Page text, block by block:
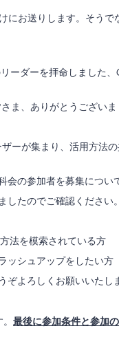
にお送りします。そう
ーダーを拝命しました
ま、ありがとうございま
ザーが集まり、活用方法
の参加者を募集につい
たのでご確認ください。
方法を模索されている方
ッシュアップをしたい方
よろしくお願いいたし
最後に参加条件と参加